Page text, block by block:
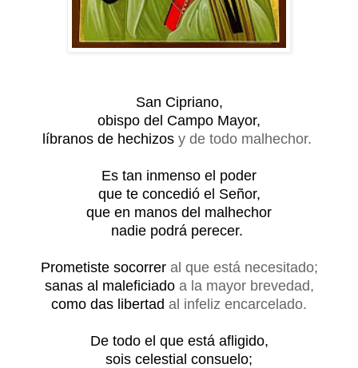
San Cipriano,
obispo del Campo Mayor,
líbranos de hechizos y de todo malhechor.
Es tan inmenso el poder
que te concedió el Señor,
que en manos del malhechor
nadie podrá perecer.
Prometiste socorrer al que está necesitado;
sanas al maleficiado a la mayor brevedad,
como das libertad al infeliz encarcelado.
De todo el que está afligido,
sois celestial consuelo;